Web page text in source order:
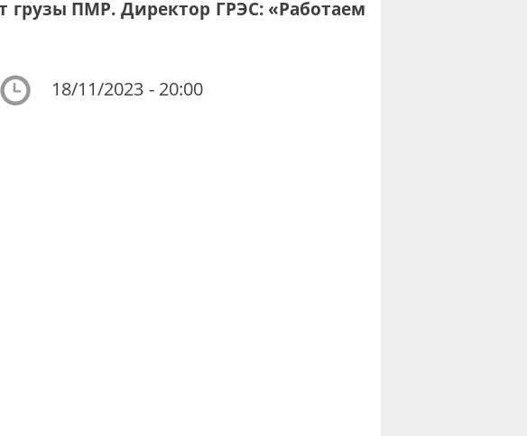
грузы ПМР. Директор ГРЭС: «Работаем
18/11/2023 - 20:00